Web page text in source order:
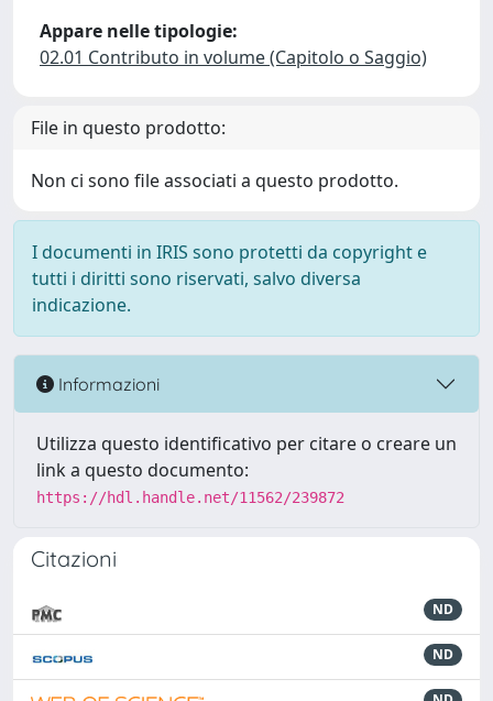
Appare nelle tipologie:
02.01 Contributo in volume (Capitolo o Saggio)
File in questo prodotto:
Non ci sono file associati a questo prodotto.
I documenti in IRIS sono protetti da copyright e
tutti i diritti sono riservati, salvo diversa
indicazione.
Informazioni
Utilizza questo identificativo per citare o creare un
link a questo documento:
https://hdl.handle.net/11562/239872
Citazioni
ND
ND